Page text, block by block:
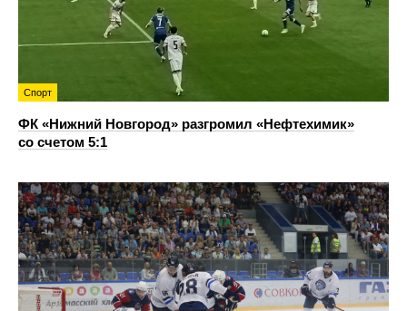
Спорт
ФК «Нижний Новгород» разгромил «Нефтехимик»
со счетом 5:1